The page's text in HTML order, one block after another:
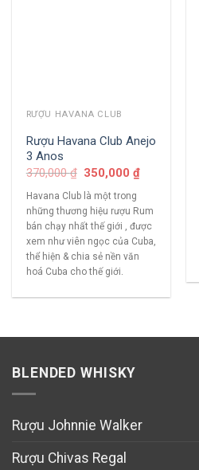
RƯỢU HAVANA CLUB
Rượu Havana Club Anejo
3 Anos
370,000₫ 350,000₫
Havana Club là một trong
những thương hiệu rượu Rum
bán chạy nhất thế giới , được
xem như viên ngọc của Cuba,
thể hiện & chia sẻ nền văn
hoá Cuba cho thế giới.
BLENDED WHISKY
Rượu Johnnie Walker
Rượu Chivas Regal